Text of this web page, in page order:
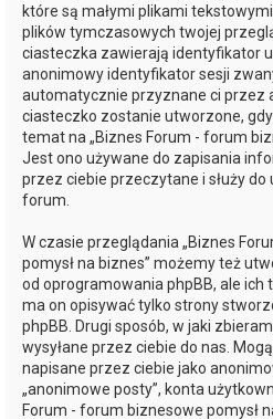
które są małymi plikami
plików tymczasowych twojej
ciasteczka zawierają identyfikator
anonimowy identyfikator sesji
automatycznie przyznane ci przez
ciasteczko zostanie utworzone,
temat na „Biznes Forum - forum
Jest ono używane do zapisania
przez ciebie przeczytane i służy do
forum.
W czasie przeglądania „Biznes
pomysł na biznes” możemy też
od oprogramowania phpBB, ale
ma on opisywać tylko strony
phpBB. Drugi sposób, w jaki
wysyłane przez ciebie do nas.
napisane przez ciebie jako
„anonimowe posty”, konta
Forum - forum biznesowe pomysł